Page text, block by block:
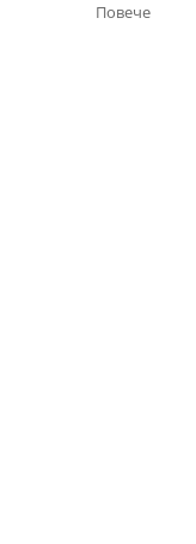
Повече